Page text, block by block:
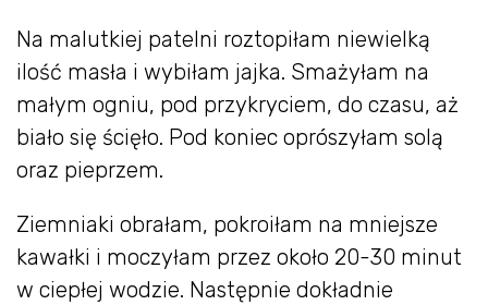
Na malutkiej patelni roztopiłam niewielką
ilość masła i wybiłam jajka. Smażyłam na
małym ogniu, pod przykryciem, do czasu, aż
biało się ścięło. Pod koniec oprószyłam solą
oraz pieprzem.
Ziemniaki obrałam, pokroiłam na mniejsze
kawałki i moczyłam przez około 20-30 minut
w ciepłej wodzie. Następnie dokładnie